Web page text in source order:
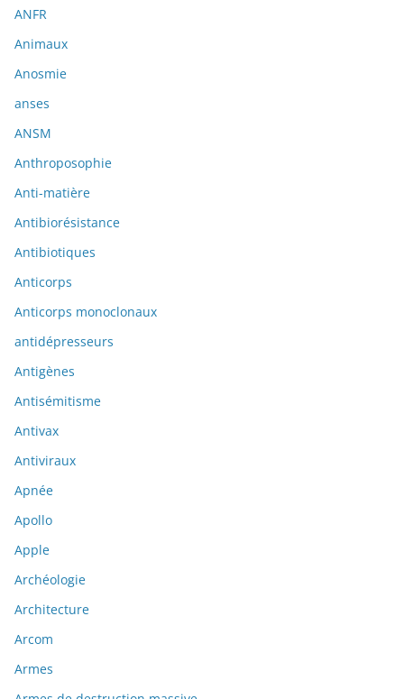
ANFR
Animaux
Anosmie
anses
ANSM
Anthroposophie
Anti-matière
Antibiorésistance
Antibiotiques
Anticorps
Anticorps monoclonaux
antidépresseurs
Antigènes
Antisémitisme
Antivax
Antiviraux
Apnée
Apollo
Apple
Archéologie
Architecture
Arcom
Armes